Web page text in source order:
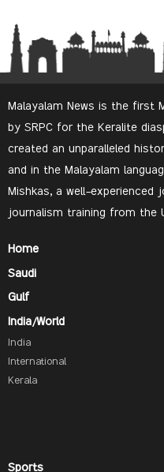
Malayalam News is the first
by SRPC for the Keralite
created an unparalleled
and in the Malayalam
Mishkas, a well-experienced
journalism training from the
Home
Saudi
Gulf
India/World
India
International
Kerala
Sports